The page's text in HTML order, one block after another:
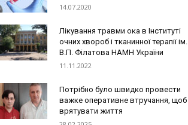
14.07.2020
Лікування травми ока в Інституті
очних хвороб і тканинної терапії ім.
В.П. Філатова НАМН України
11.11.2022
Потрібно було швидко провести
важке оперативне втручання, щоб
врятувати життя